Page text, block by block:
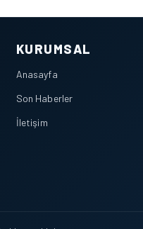
KURUMSAL
Anasayfa
Son Haberler
İletişim